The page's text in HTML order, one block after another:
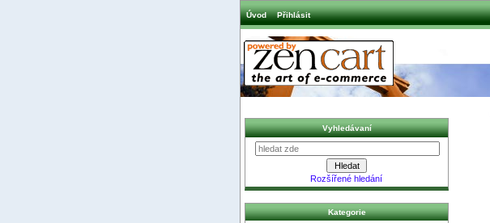
Úvod Přihlásit
Vyhledávaní
Rozšířené hledání
Kategorie